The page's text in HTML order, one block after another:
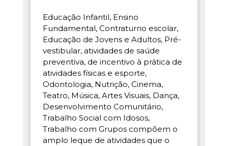
Educação Infantil, Ensino
Fundamental, Contraturno escolar,
Educação de Jovens e Adultos, Pré-
vestibular, atividades de saúde
preventiva, de incentivo à prática de
atividades físicas e esporte,
Odontologia, Nutrição, Cinema,
Teatro, Música, Artes Visuais, Dança,
Desenvolvimento Comunitário,
Trabalho Social com Idosos,
Trabalho com Grupos compõem o
amplo leque de atividades que o